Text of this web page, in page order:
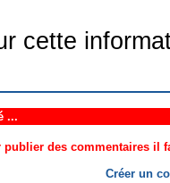
cette
...
publier des commentaires il
Créer un